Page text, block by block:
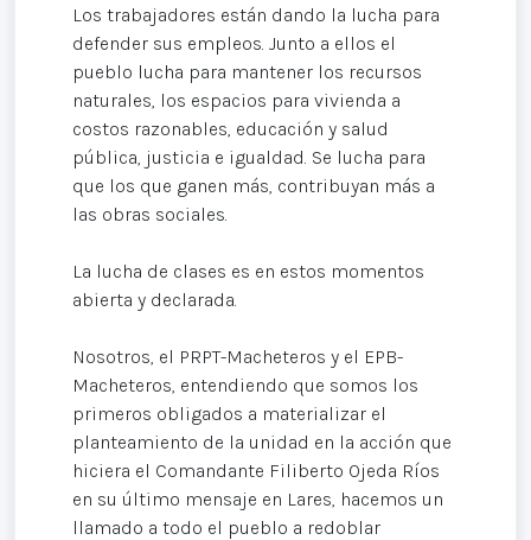
Los trabajadores están dando la lucha para
defender sus empleos. Junto a ellos el
pueblo lucha para mantener los recursos
naturales, los espacios para vivienda a
costos razonables, educación y salud
pública, justicia e igualdad. Se lucha para
que los que ganen más, contribuyan más a
las obras sociales.
La lucha de clases es en estos momentos
abierta y declarada.
Nosotros, el PRPT-Macheteros y el EPB-
Macheteros, entendiendo que somos los
primeros obligados a materializar el
planteamiento de la unidad en la acción que
hiciera el Comandante Filiberto Ojeda Ríos
en su último mensaje en Lares, hacemos un
llamado a todo el pueblo a redoblar